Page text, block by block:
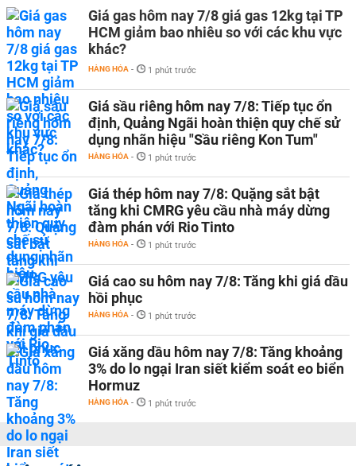
Giá gas hôm nay 7/8 giá gas 12kg tại TP
HCM giảm bao nhiêu so với các khu vực
khác?
HÀNG HÓA - 1 phút trước
Giá sầu riêng hôm nay 7/8: Tiếp tục ổn
định, Quảng Ngãi hoàn thiện quy chế sử
dụng nhãn hiệu "Sầu riêng Kon Tum"
HÀNG HÓA - 1 phút trước
Giá thép hôm nay 7/8: Quặng sắt bật
tăng khi CMRG yêu cầu nhà máy dừng
đàm phán với Rio Tinto
HÀNG HÓA - 1 phút trước
Giá cao su hôm nay 7/8: Tăng khi giá dầu
hồi phục
HÀNG HÓA - 1 phút trước
Giá xăng dầu hôm nay 7/8: Tăng khoảng
3% do lo ngại Iran siết kiểm soát eo biển
Hormuz
HÀNG HÓA - 1 phút trước